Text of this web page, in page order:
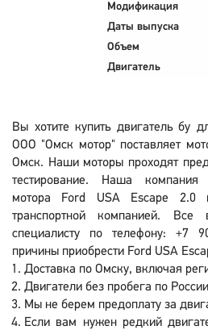
Модификация
Даты выпуска
Объем
Двигатель
Вы хотите купить двигатель бу
ООО "Омск мотор" поставляет
Омск. Наши моторы проходят
тестирование. Наша компания
мотора Ford USA Escape 2.0
транспортной компанией.
специалисту по телефону: +7
причины приобрести Ford USA
Доставка по Омску, включая
Двигатели без пробега по России
Мы не берем предоплату за
Если вам нужен редкий